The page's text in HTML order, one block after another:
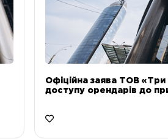
Офіційна заява ТОВ
доступу орендарів до